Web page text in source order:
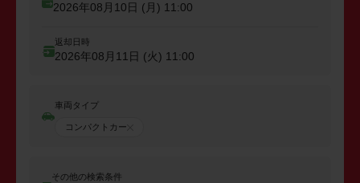
2026年08月10日 (月) 11:00
返却日時
2026年08月11日 (火) 11:00
車両タイプ
コンパクトカー
その他の検索条件